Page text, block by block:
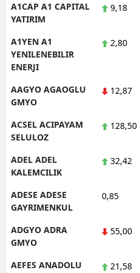
A1CAP A1 CAPITAL
YATIRIM
9,18
A1YEN A1
YENILENEBILIR
ENERJI
2,80
AAGYO AGAOGLU
GMYO
12,87
ACSEL ACIPAYAM
SELULOZ
128,50
ADEL ADEL
KALEMCILIK
32,42
ADESE ADESE
GAYRIMENKUL
0,85
ADGYO ADRA
GMYO
55,00
AEFES ANADOLU
21,58